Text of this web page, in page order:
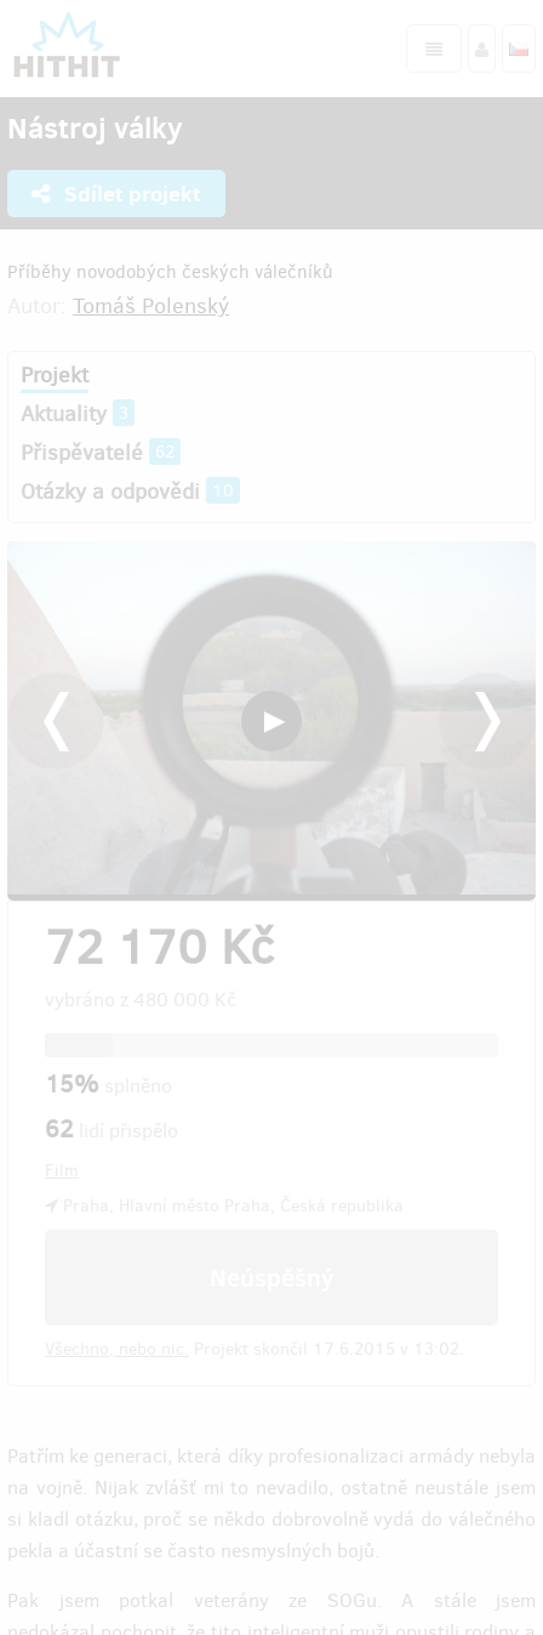
Nástroj války
Sdílet projekt
Příběhy novodobých českých válečníků
Tomáš Polenský
Projekt
Aktuality 3
Přispěvatelé 62
Otázky a odpovědi 10
72 170 Kč
15%
62
Patřím ke generaci, která díky profesionalizaci armády nebyla
na vojně. Nijak zvlášť mi to nevadilo, ostatně neustále jsem
si kladl otázku, proč se někdo dobrovolně vydá do válečného
pekla a účastní se často nesmyslných bojů.
Pak jsem potkal veterány ze SOGu. A stále jsem